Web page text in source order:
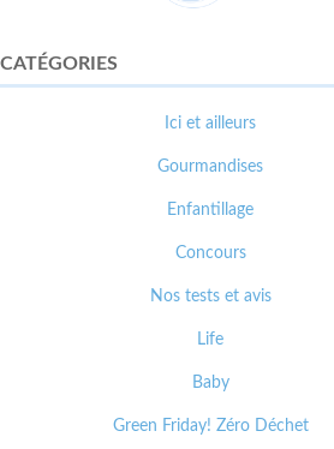
CATÉGORIES
Ici et ailleurs
Gourmandises
Enfantillage
Concours
Nos tests et avis
Life
Baby
Green Friday! Zéro Déchet